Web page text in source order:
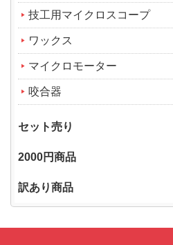
技工用マイクロスコープ
ワックス
マイクロモーター
咬合器
セット売り
2000円商品
訳あり商品